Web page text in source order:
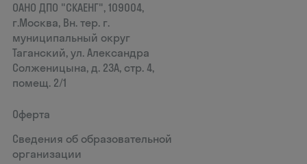
ОАНО ДПО "СКАЕНГ", 109004,
г.Москва, Вн. тер. г.
муниципальный округ
Таганский, ул. Александра
Солженицына, д. 23А, стр. 4,
помещ. 2/1
Оферта
Сведения об образовательной
организации